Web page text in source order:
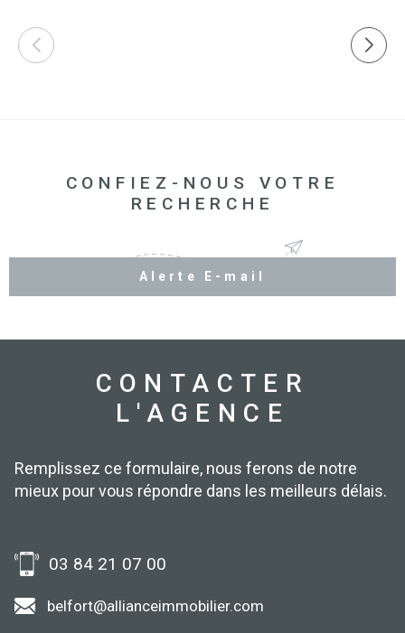
CONFIEZ-NOUS VOTRE
RECHERCHE
Alerte E-mail
CONTACTER
L'AGENCE
Remplissez ce formulaire, nous ferons de notre
mieux pour vous répondre dans les meilleurs délais.
03 84 21 07 00
belfort@allianceimmobilier.com